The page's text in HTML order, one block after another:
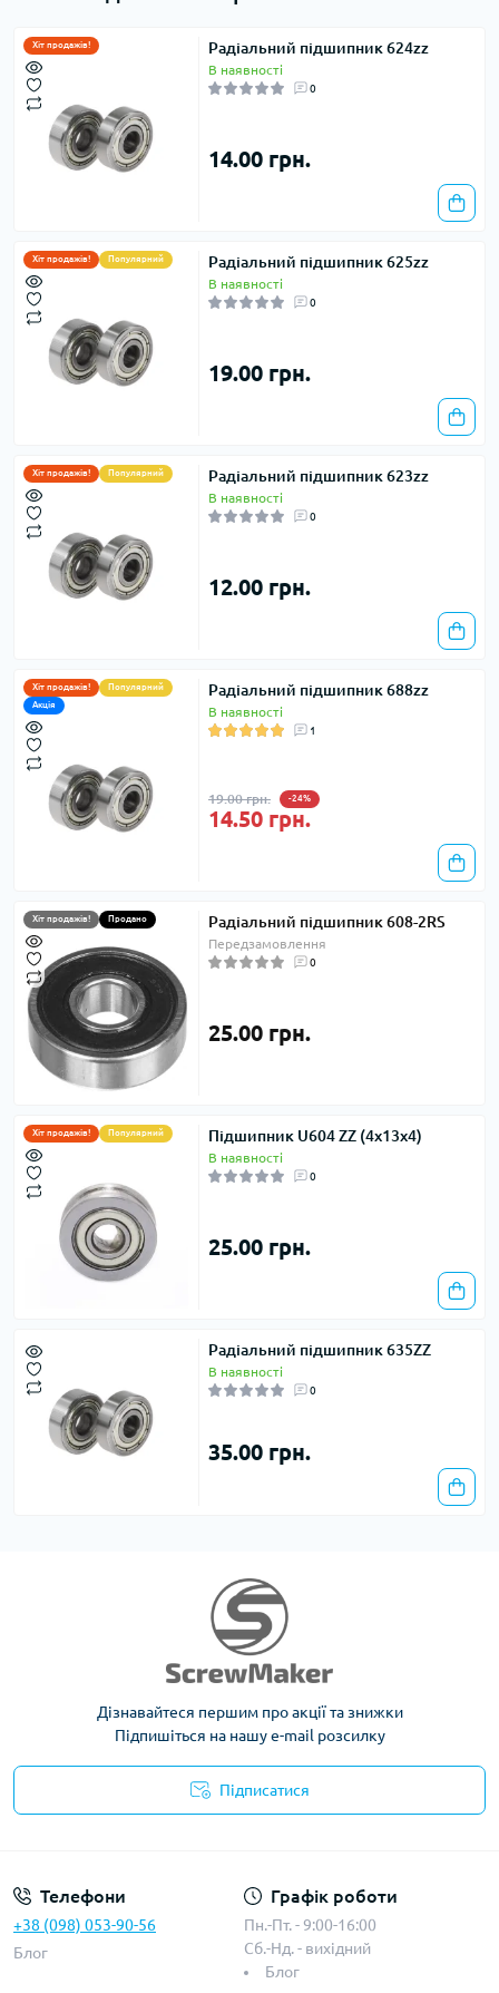
Хіт продажів! Радіальний підшипник 624zz
В наявності
0
14.00 грн.
Хіт продажів! Популярний Радіальний підшипник 625zz
В наявності
0
19.00 грн.
Хіт продажів! Популярний Радіальний підшипник 623zz
В наявності
0
12.00 грн.
Хіт продажів!
Популярний
Акція
Радіальний підшипник 688zz
В наявності
1
19.00 грн. -24%
14.50 грн.
Хіт продажів! Продано Радіальний підшипник 608-2RS
Передзамовлення
0
25.00 грн.
Хіт продажів! Популярний Підшипник U604 ZZ (4x13x4)
В наявності
0
25.00 грн.
Радіальний підшипник 635ZZ
В наявності
0
35.00 грн.
Дізнавайтеся першим про акції та знижки
Підпишіться на нашу e-mail розсилку
Підписатися
Телефони
+38 (098) 053-90-56
Блог
Графік роботи
Пн.-Пт. - 9:00-16:00
Сб.-Нд. - вихідний
Блог